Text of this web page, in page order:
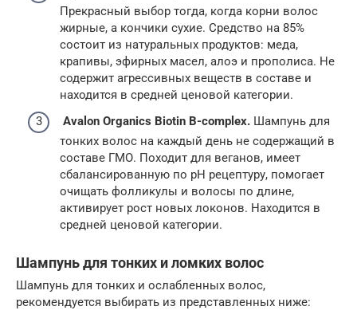
Прекрасный выбор тогда, когда корни волос
жирные, а кончики сухие. Средство на 85%
состоит из натуральных продуктов: меда,
крапивы, эфирных масел, алоэ и прополиса. Не
содержит агрессивных веществ в составе и
находится в средней ценовой категории.
Avalon Organics Biotin B-complex. Шампунь для
тонких волос на каждый день не содержащий в
составе ГМО. Походит для веганов, имеет
сбалансированную по pH рецептуру, помогает
очищать фолликулы и волосы по длине,
активирует рост новых локонов. Находится в
средней ценовой категории.
Шампунь для тонких и ломких волос
Шампунь для тонких и ослабленных волос,
рекомендуется выбирать из представленных ниже: